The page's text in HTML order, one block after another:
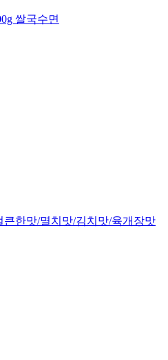
쌀국수면
한맛/멸치맛/김치맛/육개장맛